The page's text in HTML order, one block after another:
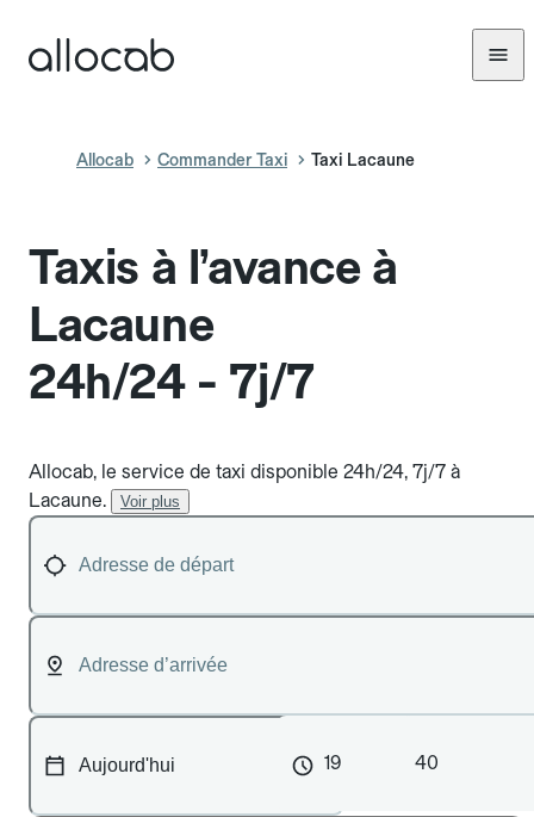
Allocab Commander Taxi Taxi Lacaune
Taxis à l’avance à
Lacaune
24h/24 - 7j/7
Allocab, le service de taxi disponible 24h/24, 7j/7 à
Lacaune.
Voir plus
19 40